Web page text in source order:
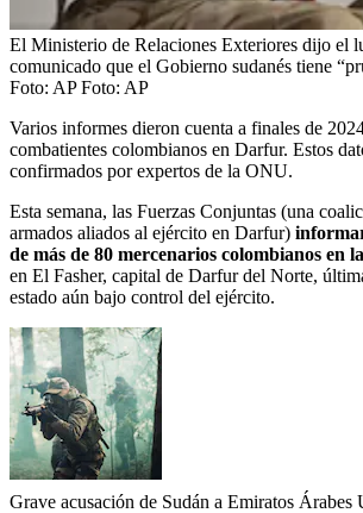
El Ministerio de Relaciones Exteriores dijo el
comunicado que el Gobierno sudanés tiene
Foto: APFoto: AP
Varios informes dieron cuenta a finales de
combatientes colombianos en Darfur. Estos
confirmados por expertos de la ONU.
Esta semana, las Fuerzas Conjuntas (una
armados aliados al ejército en Darfur)
de más de 80 mercenarios colombianos en
en El Fasher, capital de Darfur del Norte,
estado aún bajo control del ejército.
Grave acusación de Sudán a Emiratos Árabes